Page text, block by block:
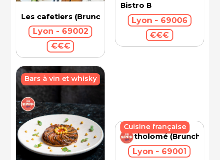
Les cafetiers (Brunch)
Lyon - 69002
€€€
Bistro B
Lyon - 69006
€€€
Bars à vin et whisky
Bartholomé (Brunch)
Lyon - 69001
Cuisine française